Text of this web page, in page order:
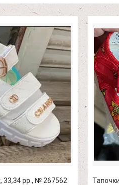
33,34 рр., № 267562